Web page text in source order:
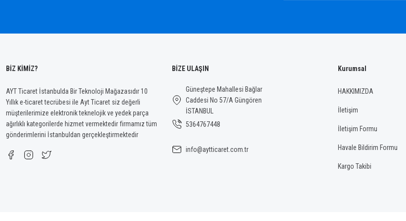
BİZ KİMİZ?
AYT Ticaret İstanbulda Bir Teknoloji Mağazasıdır 10
Yıllık e-ticaret tecrübesi ile Ayt Ticaret siz değerli
müşterilerimize elektronik teknelojik ve yedek parça
ağırlıklı kategorilerde hizmet vermektedir firmamız tüm
gönderimlerini İstanbuldan gerçekleştirmektedir
BİZE ULAŞIN
Güneştepe Mahallesi Bağlar
Caddesi No 57/A Güngören
İSTANBUL
5364767448
info@aytticaret.com.tr
Kurumsal
HAKKIMIZDA
İletişim
İletişim Formu
Havale Bildirim Formu
Kargo Takibi